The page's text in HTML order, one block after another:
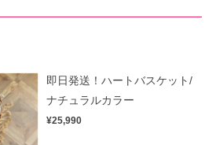
即日発送！ハートバスケット/
ナチュラルカラー
¥25,990